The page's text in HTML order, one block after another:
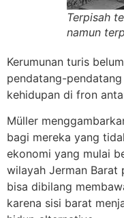
Terpisah
namun
Kerumunan turis
pendatang-
kehidupan di fron
Müller
bagi mereka yang
ekonomi yang mulai
wilayah Jerman Barat
bisa dibilang
karena sisi barat